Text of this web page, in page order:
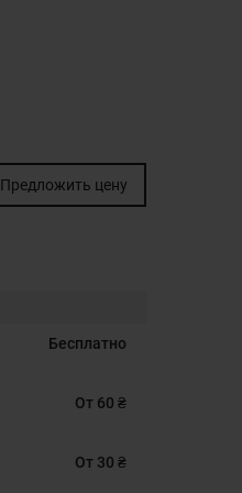
Предложить цену
Бесплатно
От 60 ₴
От 30 ₴